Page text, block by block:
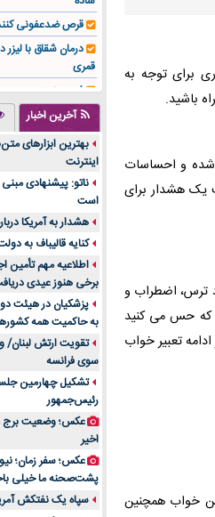
برای توجه به
باشید.
شده و احساسات
یک هشدار برای
ترس، اضطراب و
که حس می کنید
تعبیر خواب
خواب همچنین
قرص ضدعفونی
درمان شقاق با لیزر
قمری
فوم صنعتی چیست و
تولیدکننده تهیه کرد؟
جنس هر کدام از
متریال برای شما
تولید لیوان
بازار ایران
درد زانو بعد از
انتخاب باشد
آینده موسیقی
بهترین راه
است؟
مقایسه قالب
خرید سمعک
تصمیم‌گیری
خرید و فروش
ایرانیان
اهمیت انتخاب
پرونده‌های حساس و
۷ تاثیرات کامپیوتر در حوزه علوم زندگی و کاربردی
لیفتراک صفر؛
آخرین اخبار
بهترین ابزارهای
اینترنت
ناتو: پیشنهادی
است
هشدار به آمریکا
کنایه قالیباف به
اطلاعیه مهم تأمین
برخی هنوز عیدی
پزشکیان در هیئت
به حاکمیت همه
تقویت ارتش لبنان/
سوی فرانسه
تشکیل چهارمین
رئیس‌جمهور
عکس؛ وضعیت برج
اخیر
پشت‌صحنه ما خیلی
سپاه یک نفتکش